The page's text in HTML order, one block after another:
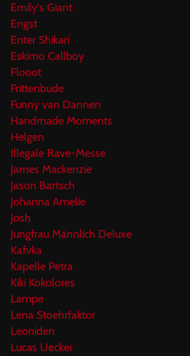
Emily's Giant
Engst
Enter Shikari
Eskimo Callboy
Flooot
Frittenbude
Funny van Dannen
Handmade Moments
Helgen
Illegale Rave-Messe
James Mackenzie
Jason Bartsch
Johanna Amelie
Josh
Jungfrau Männlich Deluxe
Kafvka
Kapelle Petra
Kiki Kokolores
Lampe
Lena Stoehrfaktor
Leoniden
Lucas Uecker